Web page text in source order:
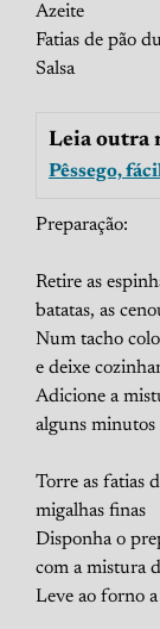
Azeite
Fatias de pão
Salsa
Leia outra
Pêssego,
Preparação:
Retire as
batatas, as
Num tacho
e deixe
Adicione a
alguns minutos
Torre as fatias
migalhas finas
Disponha o
com a mistura
Leve ao forno